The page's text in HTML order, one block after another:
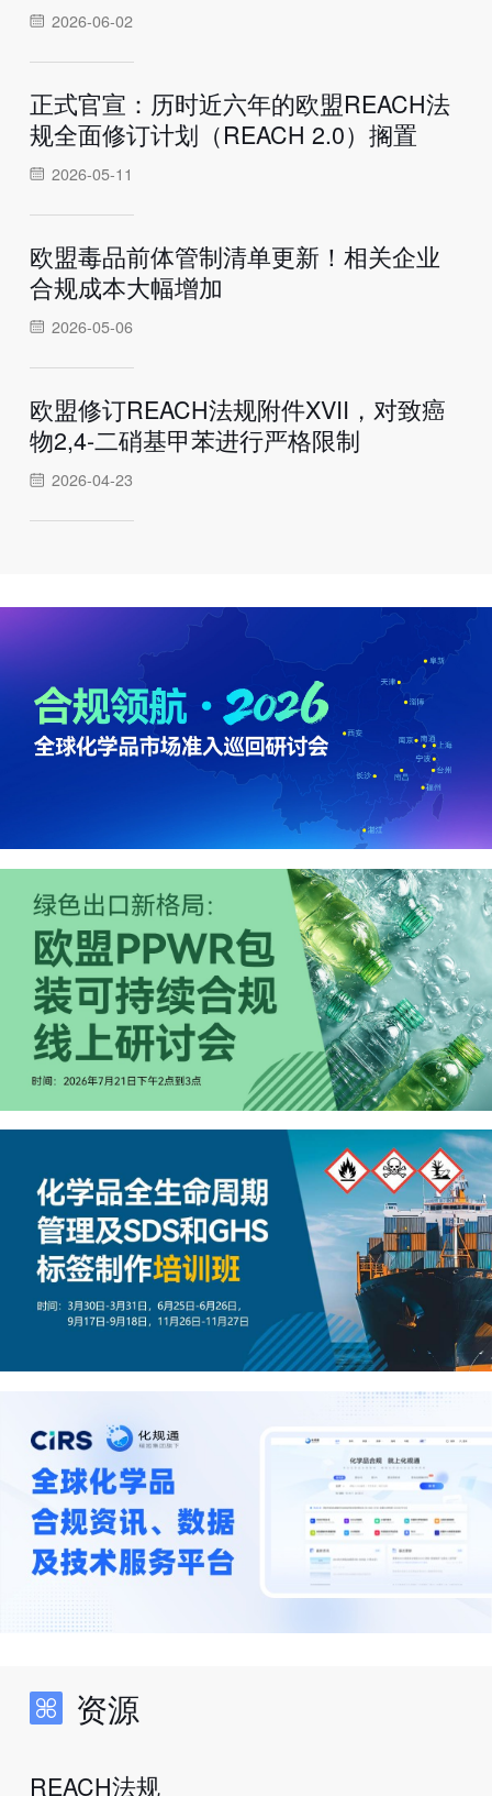
2026-06-02
正式官宣：历时近六年的欧盟REACH法
规全面修订计划（REACH 2.0）搁置
2026-05-11
欧盟毒品前体管制清单更新！相关企业
合规成本大幅增加
2026-05-06
欧盟修订REACH法规附件XVII，对致癌
物2,4-二硝基甲苯进行严格限制
2026-04-23
资源
REACH法规